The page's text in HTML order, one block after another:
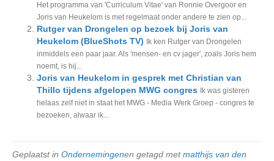
Het programma van 'Curriculum Vitae' van Ronnie Overgoor en
Joris van Heukelom is met regelmaat onder andere te zien op...
Rutger van Drongelen op bezoek bij Joris van
Heukelom (BlueShots TV)
Ik ken Rutger van Drongelen
inmiddels een paar jaar. Als 'mensen- en cv jager', zoals Joris hem
noemt, is hij...
Joris van Heukelom in gesprek met Christian van
Thillo tijdens afgelopen MWG congres
Ik was gisteren
helaas zelf niet in staat het MWG - Media Werk Groep - congres te
bezoeken, alwaar ik...
Geplaatst in Ondernemingenen getagd metmatthijs van den